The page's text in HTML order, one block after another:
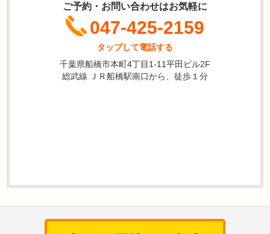
ご予約・お問い合わせはお気軽に
047-425-2159
タップして電話する
千葉県船橋市本町4丁目1-11平田ビル2F
総武線 ＪＲ船橋駅南口から、徒歩１分